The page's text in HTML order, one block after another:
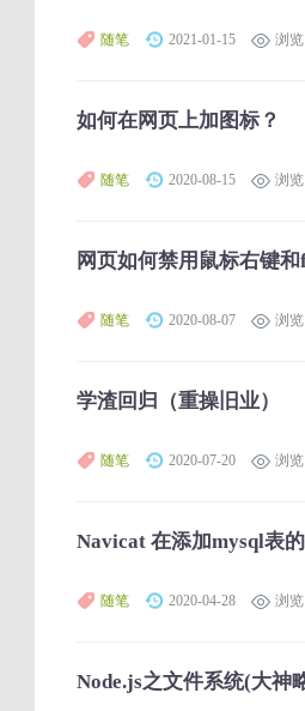
随笔 2021-01-15 浏览
如何在网页上加图标？
随笔 2020-08-15 浏
网页如何禁用鼠标右键和
随笔 2020-08-07 浏
学渣回归（重操旧业）
随笔 2020-07-20 浏
Navicat 在添加mysql表
随笔 2020-04-28 浏
Node.js之文件系统(大神